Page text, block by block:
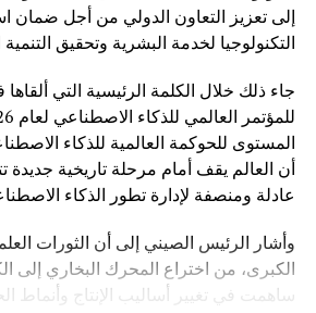
إلى تعزيز التعاون الدولي من أجل ضمان
التكنولوجيا لخدمة البشرية وتحقيق
جاء ذلك خلال الكلمة الرئيسية التي ألقاها
المستوى للحوكمة العالمية للذكاء
أن العالم يقف أمام مرحلة تاريخية
عادلة ومنصفة لإدارة تطور الذكاء
وأشار الرئيس الصيني إلى أن الثورات
الكبرى، من اختراع المحرك البخاري إلى
ساهمت في تغيير أساليب الإنتاج وأنماط